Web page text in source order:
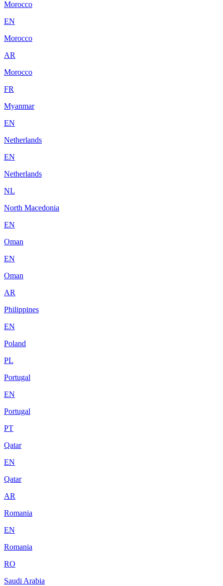
Morocco
EN
Morocco
AR
Morocco
FR
Myanmar
EN
Netherlands
EN
Netherlands
NL
North Macedonia
EN
Oman
EN
Oman
AR
Philippines
EN
Poland
PL
Portugal
EN
Portugal
PT
Qatar
EN
Qatar
AR
Romania
EN
Romania
RO
Saudi Arabia